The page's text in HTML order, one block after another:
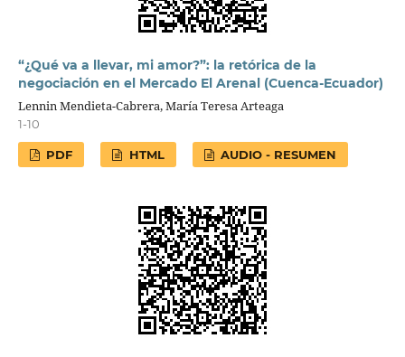
“¿Qué va a llevar, mi amor?”: la retórica de la
negociación en el Mercado El Arenal (Cuenca-Ecuador)
Lennin Mendieta-Cabrera, María Teresa Arteaga
1-10
PDF HTML AUDIO - RESUMEN